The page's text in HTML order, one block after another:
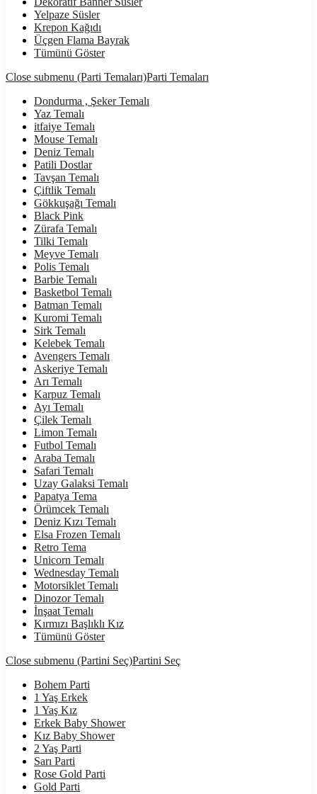
Yelpaze Süsler
Krepon Kağıdı
Üçgen Flama Bayrak
Tümünü Göster
Close submenu (Parti Temaları)Parti Temaları
Dondurma , Şeker Temalı
Yaz Temalı
itfaiye Temalı
Mouse Temalı
Deniz Temalı
Patili Dostlar
Tavşan Temalı
Çiftlik Temalı
Gökkuşağı Temalı
Black Pink
Zürafa Temalı
Tilki Temalı
Meyve Temalı
Polis Temalı
Barbie Temalı
Basketbol Temalı
Batman Temalı
Kuromi Temalı
Sirk Temalı
Kelebek Temalı
Avengers Temalı
Askeriye Temalı
Arı Temalı
Karpuz Temalı
Ayı Temalı
Çilek Temalı
Limon Temalı
Futbol Temalı
Araba Temalı
Safari Temalı
Uzay Galaksi Temalı
Papatya Tema
Örümcek Temalı
Deniz Kızı Temalı
Elsa Frozen Temalı
Retro Tema
Unicorn Temalı
Wednesday Temalı
Motorsiklet Temalı
Dinozor Temalı
İnşaat Temalı
Kırmızı Başlıklı Kız
Tümünü Göster
Close submenu (Partini Seç)Partini Seç
Bohem Parti
1 Yaş Erkek
1 Yaş Kız
Erkek Baby Shower
Kız Baby Shower
2 Yaş Parti
Sarı Parti
Rose Gold Parti
Gold Parti